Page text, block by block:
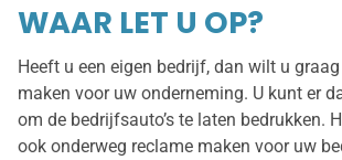
WAAR LET U OP?
Heeft u een eigen bedrijf, dan wilt u
maken voor uw onderneming. U kunt er
om de bedrijfsauto’s te laten bedrukken.
ook onderweg reclame maken voor uw